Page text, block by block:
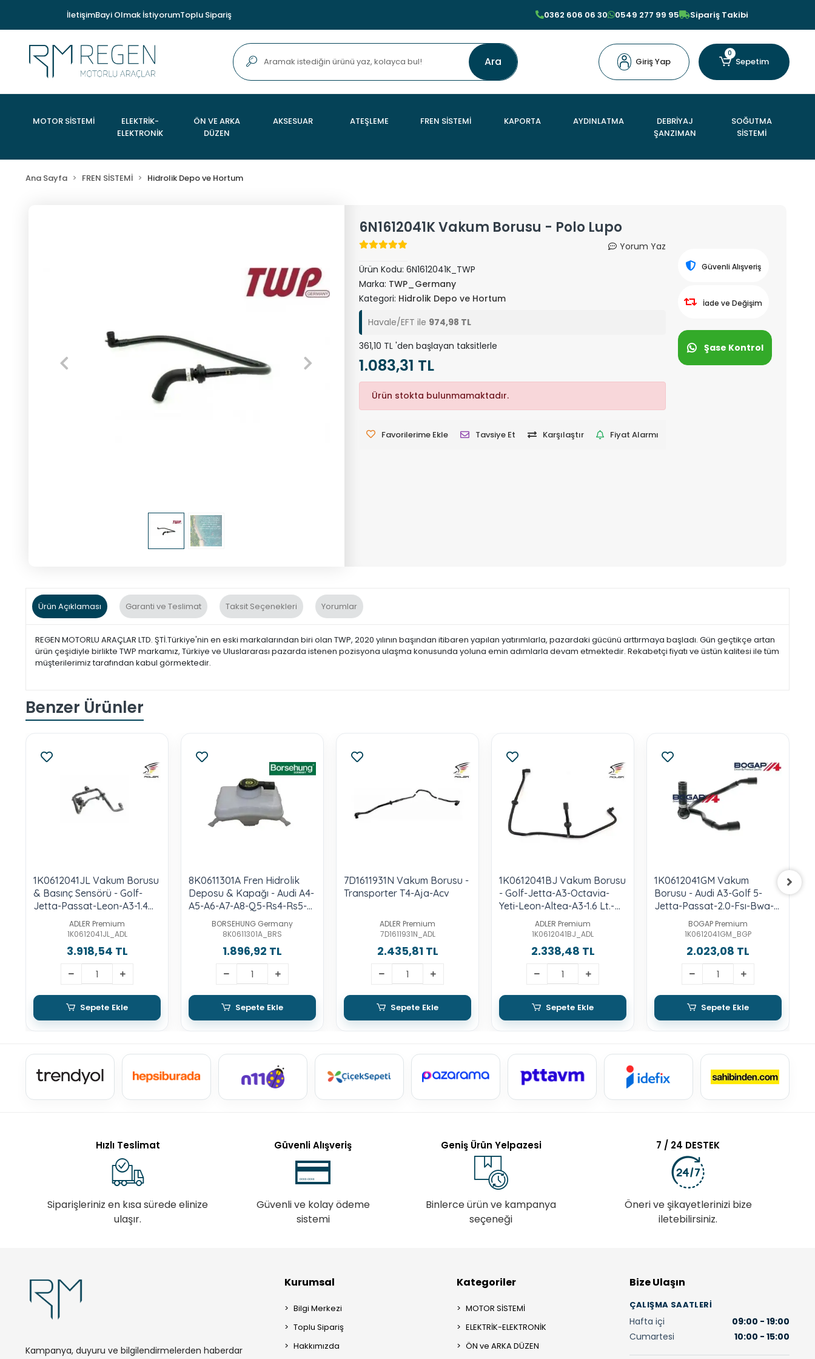
İletişimBayi Olmak İstiyorumToplu Sipariş 0362 606 06 30 0549 277 99 95 Sipariş Takibi
Ara Giriş Yap
0
Sepetim
MOTOR SİSTEMİ
ELEKTRİK-
ELEKTRONİK
ÖN VE ARKA
DÜZEN
AKSESUAR ATEŞLEME FREN SİSTEMİ KAPORTA AYDINLATMA
DEBRİYAJ
ŞANZIMAN
SOĞUTMA
SİSTEMİ
Ana Sayfa FREN SİSTEMİ Hidrolik Depo ve Hortum
6N1612041K Vakum Borusu - Polo Lupo
Yorum Yaz
Ürün Kodu: 6N1612041K_TWP
Marka: TWP_Germany
Kategori: Hidrolik Depo ve Hortum
Havale/EFT ile 974,98 TL
361,10 TL 'den başlayan taksitlerle
1.083,31 TL
Ürün stokta bulunmamaktadır.
Favorilerime Ekle Tavsiye Et Karşılaştır Fiyat Alarmı
Güvenli Alışveriş
İade ve Değişim
Şase Kontrol
Ürün Açıklaması Garanti ve Teslimat Taksit Seçenekleri Yorumlar
REGEN MOTORLU ARAÇLAR LTD. ŞTİ.Türkiye'nin en eski markalarından biri olan TWP, 2020 yılının başından itibaren yapılan yatırımlarla, pazardaki gücünü arttırmaya başladı. Gün geçtikçe artan
ürün çeşidiyle birlikte TWP markamız, Türkiye ve Uluslararası pazarda istenen pozisyona ulaşma konusunda yoluna emin adımlarla devam etmektedir. Rekabetçi fiyatı ve üstün kalitesi ile tüm
müşterilerimiz tarafından kabul görmektedir.
Benzer Ürünler
1K0612041JL Vakum Borusu
& Basınç Sensörü - Golf-
Jetta-Passat-Leon-A3-1.4
Lt.-Tsı-CaxaADLER Premium
1K0612041JL_ADL
3.918,54 TL
Sepete Ekle
8K0611301A Fren Hidrolik
Deposu & Kapağı - Audi A4-
A5-A6-A7-A8-Q5-Rs4-Rs5-
Rs6-Rs7BORSEHUNG Germany
8K0611301A_BRS
1.896,92 TL
Sepete Ekle
7D1611931N Vakum Borusu -
Transporter T4-Aja-Acv
ADLER Premium
7D1611931N_ADL
2.435,81 TL
Sepete Ekle
1K0612041BJ Vakum Borusu
- Golf-Jetta-A3-Octavia-
Yeti-Leon-Altea-A3-1.6 Lt.-
Bgu-Bse-Bsf -Otomatik-
ADLER Premium
1K0612041BJ_ADL
2.338,48 TL
Sepete Ekle
1K0612041GM Vakum
Borusu - Audi A3-Golf 5-
Jetta-Passat-2.0-Fsı-Bwa-
Cdlc-AxxBOGAP Premium
1K0612041GM_BGP
2.023,08 TL
Sepete Ekle
Hızlı Teslimat
Siparişleriniz en kısa sürede elinize
ulaşır.
Güvenli Alışveriş
Güvenli ve kolay ödeme
sistemi
Geniş Ürün Yelpazesi
Binlerce ürün ve kampanya
seçeneği
7 / 24 DESTEK
Öneri ve şikayetlerinizi bize
iletebilirsiniz.
Kampanya, duyuru ve bilgilendirmelerden haberdar
Kurumsal
Bilgi Merkezi
Toplu Sipariş
Hakkımızda
Kategoriler
MOTOR SİSTEMİ
ELEKTRİK-ELEKTRONİK
ÖN ve ARKA DÜZEN
Bize Ulaşın
ÇALIŞMA SAATLERI
Hafta içi
09:00 - 19:00
Cumartesi
10:00 - 15:00